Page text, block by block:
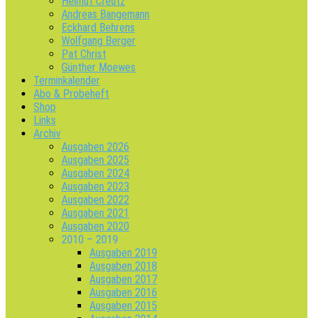
Andreas Bangemann
Eckhard Behrens
Wolfgang Berger
Pat Christ
Günther Moewes
Terminkalender
Abo & Probeheft
Shop
Links
Archiv
Ausgaben 2026
Ausgaben 2025
Ausgaben 2024
Ausgaben 2023
Ausgaben 2022
Ausgaben 2021
Ausgaben 2020
2010 – 2019
Ausgaben 2019
Ausgaben 2018
Ausgaben 2017
Ausgaben 2016
Ausgaben 2015